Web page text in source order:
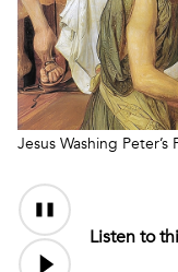
Jesus Washing
Audio
Content
Listen to